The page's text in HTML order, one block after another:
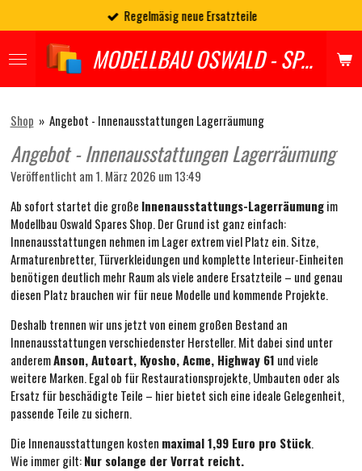
Hauptinhalt
springen
MODELLBAU OSWALD - SPARES
Regelmäsig neue Ersatzteile
Shop » Angebot - Innenausstattungen Lagerräumung
Angebot - Innenausstattungen Lagerräumung
Veröffentlicht am 1. März 2026 um 13:49
Ab sofort startet die große Innenausstattungs-Lagerräumungim
Modellbau Oswald Spares Shop. Der Grund ist ganz einfach:
Innenausstattungen nehmen im Lager extrem viel Platz ein. Sitze,
Armaturenbretter, Türverkleidungen und komplette Interieur-Einheiten
benötigen deutlich mehr Raum als viele andere Ersatzteile – und genau
diesen Platz brauchen wir für neue Modelle und kommende Projekte.
Deshalb trennen wir uns jetzt von einem großen Bestand an
Innenausstattungen verschiedenster Hersteller. Mit dabei sind unter
anderemAnson, Autoart, Kyosho, Acme, Highway 61 und viele
weitere Marken. Egal ob für Restaurationsprojekte, Umbauten oder als
Ersatz für beschädigte Teile – hier bietet sich eine ideale Gelegenheit,
passende Teile zu sichern.
Die Innenausstattungen kosten maximal 1,99 Euro pro Stück.
Wie immer gilt:Nur solange der Vorrat reicht.